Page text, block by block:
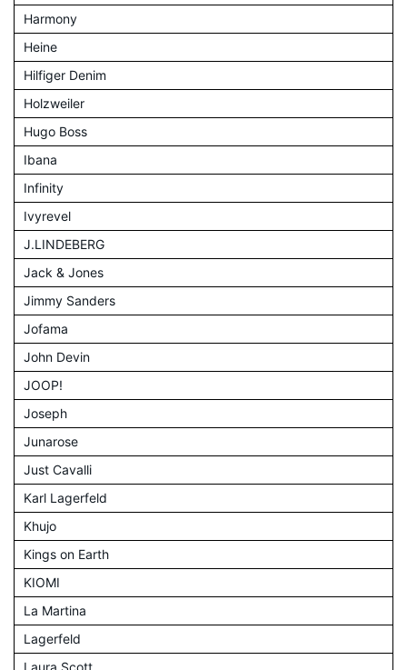
Harmony
Heine
Hilfiger Denim
Holzweiler
Hugo Boss
Ibana
Infinity
Ivyrevel
J.LINDEBERG
Jack & Jones
Jimmy Sanders
Jofama
John Devin
JOOP!
Joseph
Junarose
Just Cavalli
Karl Lagerfeld
Khujo
Kings on Earth
KIOMI
La Martina
Lagerfeld